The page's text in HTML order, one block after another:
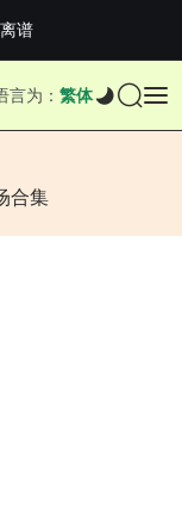
满亚，德约...
，官...
谱
谱
言为： 繁体
合集